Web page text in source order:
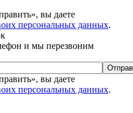
вы даете
персональных данных.
и мы перезвоним
вы даете
персональных данных.